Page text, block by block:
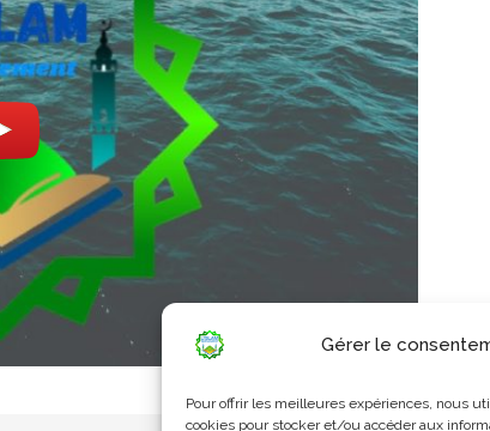
Gérer le
Pour offrir les meilleures expériences, nous
cookies pour stocker et/ou accéder aux